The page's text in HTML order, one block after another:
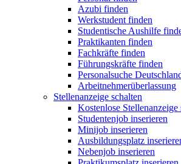
Azubi finden
Werkstudent finden
Studentische Aushilfe
Praktikanten finden
Fachkräfte finden
Führungskräfte finden
Personalsuche
Arbeitnehmerüberlassung
Stellenanzeige schalten
Kostenlose Stellenanzeige
Studentenjob inserieren
Minijob inserieren
Ausbildungsplatz
Nebenjob inserieren